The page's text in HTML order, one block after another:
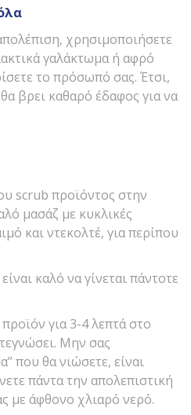
χρησιμοποιήσετε
γαλάκτωμα ή αφρό
το πρόσωπό σας. Έτσι,
βρει καθαρό έδαφος για να
scrub προϊόντος στην
μασάζ με κυκλικές
και ντεκολτέ, για περίπου
καλό να γίνεται πάντοτε
για 3-4 λεπτά στο
Μην σας
που θα νιώσετε, είναι
πάντα την απολεπιστική
με άφθονο χλιαρό νερό.